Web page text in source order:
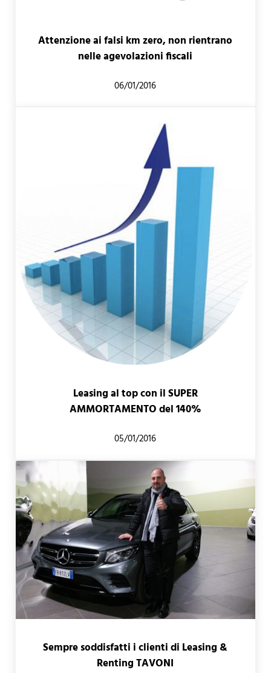
Attenzione ai falsi km zero, non rientrano
nelle agevolazioni fiscali
06/01/2016
Leasing al top con il SUPER
AMMORTAMENTO del 140%
05/01/2016
Sempre soddisfatti i clienti di Leasing &
Renting TAVONI